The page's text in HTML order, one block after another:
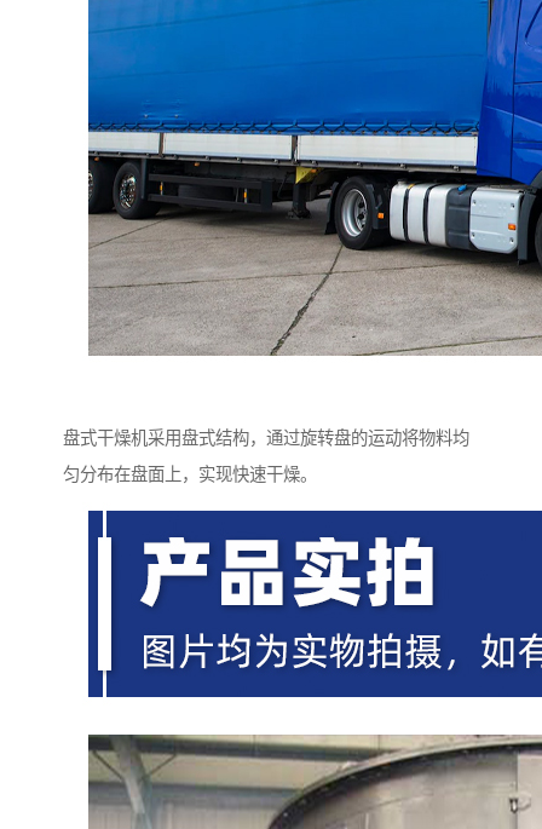
盘式干燥机采用盘式结构，通过旋转盘的运动将物料均
匀分布在盘面上，实现快速干燥。